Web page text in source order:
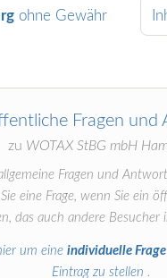
ohne Gewähr
Fragen und
zu WOTAX StBG mbH
Fragen und
eine Frage, wenn Sie ein
das auch andere Besucher
um eineindividuelle Frage
Eintrag zu stellen .